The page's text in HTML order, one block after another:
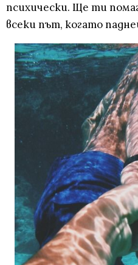
психически. Ще ти
всеки път, когато